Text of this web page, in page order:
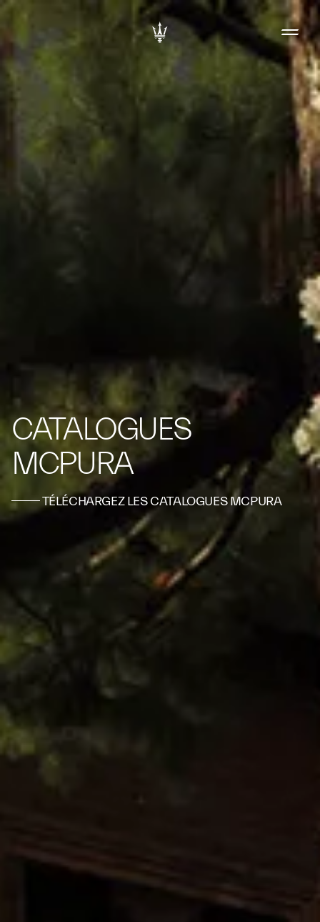
CATALOGUES
MCPURA
TÉLÉCHARGEZ LES CATALOGUES MCPURA